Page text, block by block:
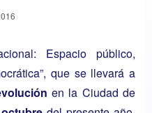
Espacio público,
que se llevará a
en la Ciudad de